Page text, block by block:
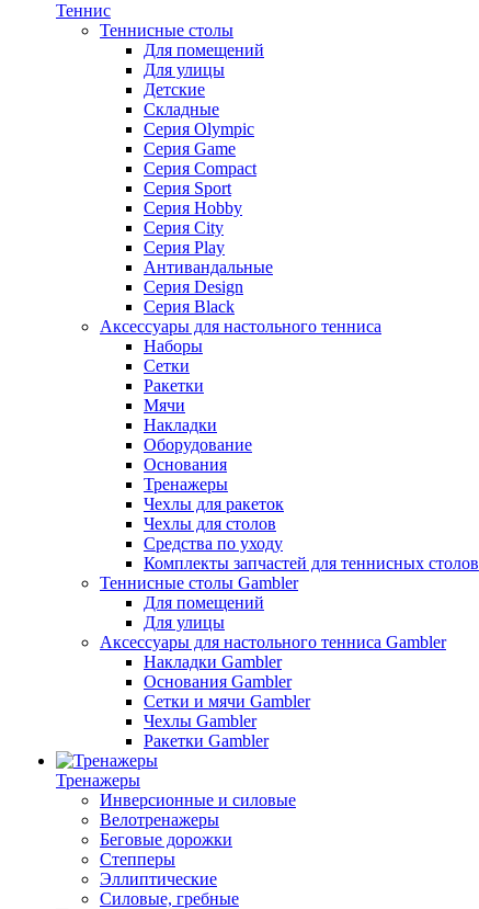
Теннис
Теннисные столы
Для помещений
Для улицы
Детские
Складные
Серия Olympic
Серия Game
Серия Compact
Серия Sport
Серия Hobby
Серия City
Серия Play
Антивандальные
Серия Design
Серия Black
Аксессуары для настольного тенниса
Наборы
Сетки
Ракетки
Мячи
Накладки
Оборудование
Основания
Тренажеры
Чехлы для ракеток
Чехлы для столов
Средства по уходу
Комплекты запчастей для теннисных столов
Теннисные столы Gambler
Для помещений
Для улицы
Аксессуары для настольного тенниса Gambler
Накладки Gambler
Основания Gambler
Сетки и мячи Gambler
Чехлы Gambler
Ракетки Gambler
Тренажеры
Инверсионные и силовые
Велотренажеры
Беговые дорожки
Степперы
Эллиптические
Силовые, гребные